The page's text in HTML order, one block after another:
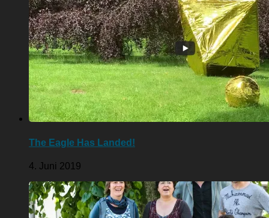
The Eagle Has Landed!
4. Juni 2019